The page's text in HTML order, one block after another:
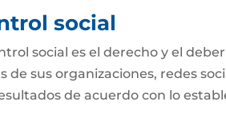
social
social es el derecho y el
de sus organizaciones, redes
de acuerdo con lo